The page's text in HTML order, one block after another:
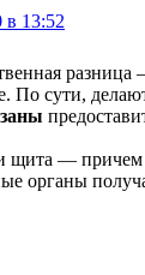
в 13:52
По сути,
щита — причем
органы